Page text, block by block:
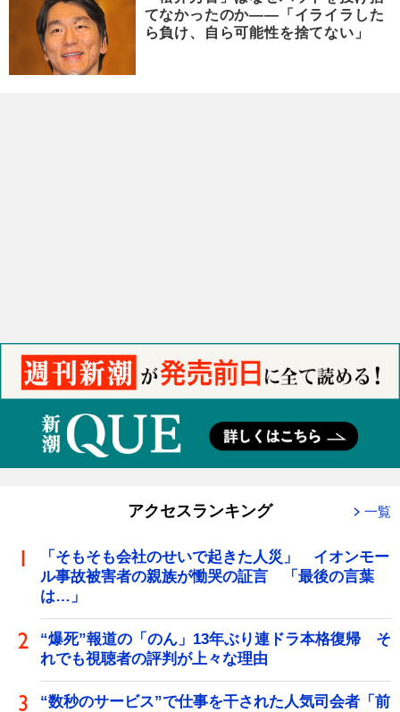
てなかったのか――「イライラした
ら負け、自ら可能性を捨てない」
アクセスランキング 一覧
「そもそも会社のせいで起きた人災」 イオンモー
ル事故被害者の親族が慟哭の証言 「最後の言葉
は…」
“爆死”報道の「のん」13年ぶり連ドラ本格復帰 そ
れでも視聴者の評判が上々な理由
“数秒のサービス”で仕事を干された人気司会者「前